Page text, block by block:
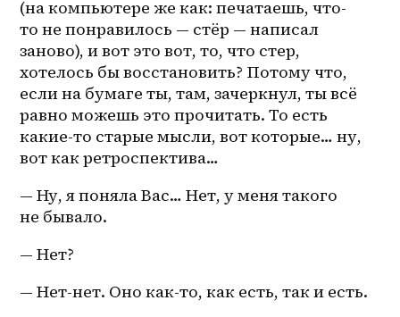
(на компьютере же как: печатаешь, что-
то не понравилось — стёр — написал
заново), и вот это вот, то, что стер,
хотелось бы восстановить? Потому что,
если на бумаге ты, там, зачеркнул, ты всё
равно можешь это прочитать. То есть
какие-то старые мысли, вот которые… ну,
вот как ретроспектива…
— Ну, я поняла Вас… Нет, у меня такого
не бывало.
— Нет?
— Нет-нет. Оно как-то, как есть, так и есть.